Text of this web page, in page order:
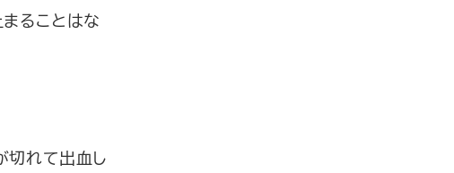
ることはな
切れて出血し